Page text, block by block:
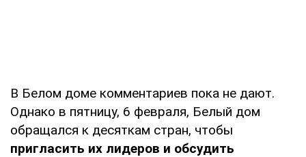
В Белом доме комментариев пока не дают.
Однако в пятницу, 6 февраля, Белый дом
обращался к десяткам стран, чтобы
пригласить их лидеров и обсудить